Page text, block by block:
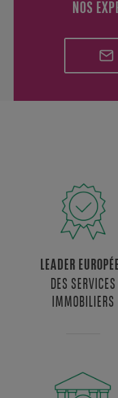
NOS
LEADER
DES SERVICES
IMMOBILIERS